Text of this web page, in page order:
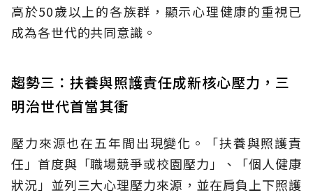
高於50歲以上的各族群，顯示心理健康的重視已
成為各世代的共同意識。
趨勢三：扶養與照護責任成新核心壓力，三
明治世代首當其衝
壓力來源也在五年間出現變化。「扶養與照護責
任」首度與「職場競爭或校園壓力」、「個人健康
狀況」並列三大心理壓力來源，並在肩負上下照護